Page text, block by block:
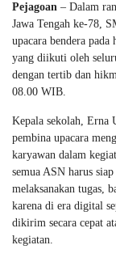
Pejagoan – Dalam
Jawa Tengah ke-78,
upacara bendera
yang diikuti oleh
dengan tertib dan
08.00 WIB.
Kepala sekolah, Erna
pembina upacara
karyawan dalam
semua ASN harus
melaksanakan tugas,
karena di era digital
dikirim secara cepat
kegiatan.